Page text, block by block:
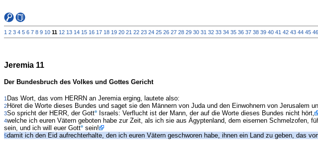
1 2 3 4 5 6 7 8 9 10 11 12 13 14 15 16 17 18 19 20 21 22 23 24 25 26 27 28 29 30 31 32 33 34 35 36 37 38 39 40 41 42 43 44 45 46
Jeremia 11
Der Bundesbruch des Volkes und Gottes Gericht
1 Das Wort, das vom HERRN an Jeremia erging, lautete also:
2Höret die Worte dieses Bundes und saget sie den Männern von Juda und den Einwohnern von Jerusalem
3So spricht der HERR, der Gott Israels: Verflucht ist der Mann, der auf die Worte dieses Bundes nicht hört,
4welche ich euren Vätern geboten habe zur Zeit, als ich sie aus Ägyptenland, dem eisernen Schmelzofen,
sein, und ich will euer Gott sein!
5damit ich den Eid aufrechterhalte, den ich euren Vätern geschworen habe, ihnen ein Land zu geben, das